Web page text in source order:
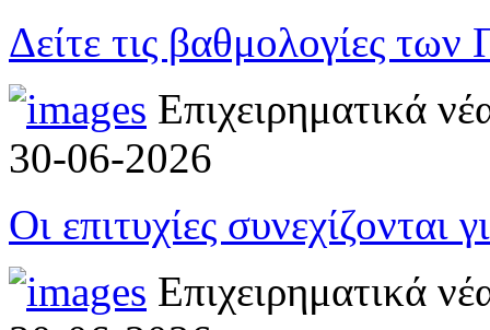
Δείτε τις βαθμολογίες
Επιχειρηματικά
30-06-2026
Οι επιτυχίες
Επιχειρηματικά